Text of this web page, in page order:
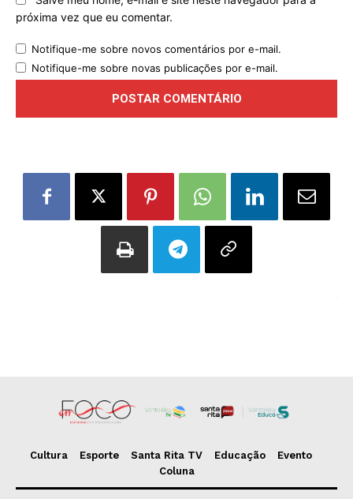
próxima vez que eu comentar.
Notifique-me sobre novos comentários por e-mail.
Notifique-me sobre novas publicações por e-mail.
Cultura Esporte Santa Rita TV Educação
Evento
Coluna